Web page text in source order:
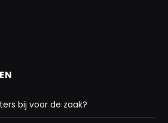
bij voor de zaak?